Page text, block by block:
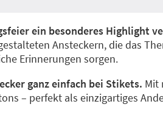
ein besonderes Highlight
Ansteckern, die das
Erinnerungen sorgen.
ganz einfach bei Stikets. Mit
– perfekt als einzigartiges